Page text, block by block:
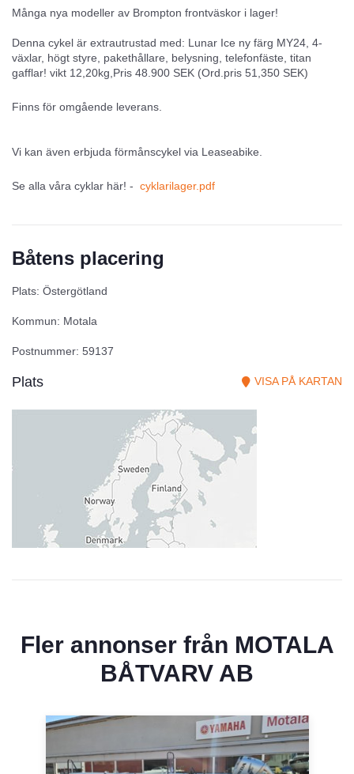
Många nya modeller av Brompton frontväskor i lager!
Denna cykel är extrautrustad med: Lunar Ice ny färg MY24, 4-
växlar, högt styre, pakethållare, belysning, telefonfäste, titan
gafflar! vikt 12,20kg,Pris 48.900 SEK (Ord.pris 51,350 SEK)
Finns för omgående leverans.
Vi kan även erbjuda förmånscykel via Leaseabike.
Se alla våra cyklar här! - cyklarilager.pdf
Båtens placering
Plats: Östergötland
Kommun: Motala
Postnummer: 59137
Plats VISA PÅ KARTAN
Fler annonser från MOTALA
BÅTVARV AB